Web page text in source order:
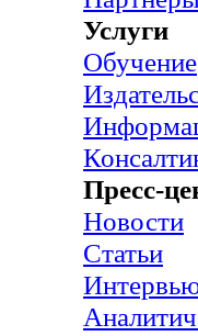
Услуги
Обучение
Пресс-
Новости
Статьи